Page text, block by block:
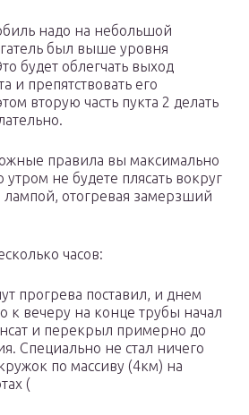
надо на небольшой
был выше уровня
будет облегчать выход
и препятствовать его
вторую часть пукта 2 делать
правила вы максимально
утром не будете плясать вокруг
отогревая замерзший
часов:
прогрева поставил, и днем
к вечеру на конце трубы начал
и перекрыл примерно до
Специально не стал ничего
по массиву (4км) на
(